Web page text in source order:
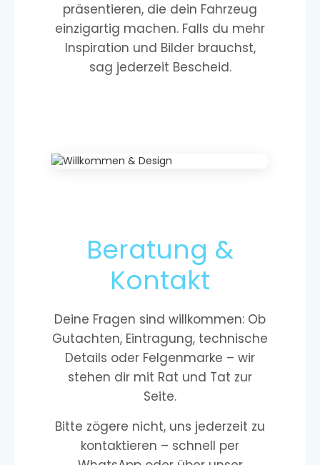
präsentieren, die dein Fahrzeug
einzigartig machen. Falls du mehr
Inspiration und Bilder brauchst,
sag jederzeit Bescheid.
Beratung &
Kontakt
Deine Fragen sind willkommen: Ob
Gutachten, Eintragung, technische
Details oder Felgenmarke – wir
stehen dir mit Rat und Tat zur
Seite.
Bitte zögere nicht, uns jederzeit zu
kontaktieren – schnell per